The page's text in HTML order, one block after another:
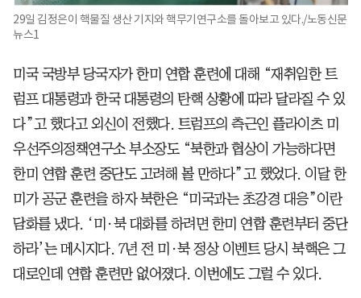
29일 김정은이 핵물질 생산 기지와 핵무기연구소를 돌아보고 있다./노동신문
뉴스1
미국 국방부 당국자가 한미 연합 훈련에 대해 “재취임한 트
럼프 대통령과 한국 대통령의 탄핵 상황에 따라 달라질 수 있
다”고 했다고 외신이 전했다. 트럼프의 측근인 플라이츠 미
우선주의정책연구소 부소장도 “북한과 협상이 가능하다면
한미 연합 훈련 중단도 고려해 볼 만하다”고 했었다. 이달 한
미가 공군 훈련을 하자 북한은 “미국과는 초강경 대응”이란
담화를 냈다. ‘미·북 대화를 하려면 한미 연합 훈련부터 중단
하라’는 메시지다. 7년 전 미·북 정상 이벤트 당시 북핵은 그
대로인데 연합 훈련만 없어졌다. 이번에도 그럴 수 있다.